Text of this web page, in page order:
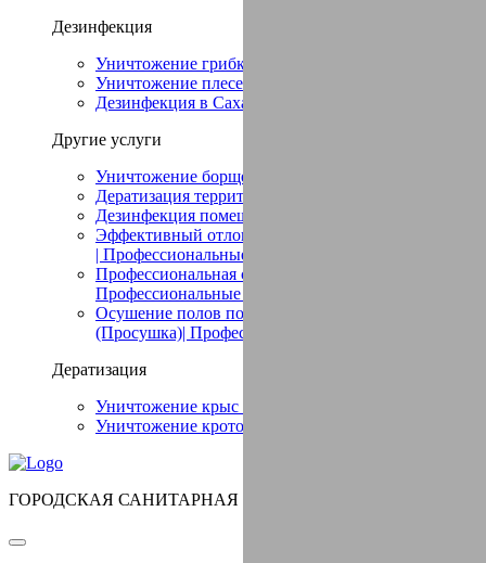
Дезинфекция
Уничтожение грибка в Сахаево
Уничтожение плесени в Сахаево
Дезинфекция в Сахаево
Другие услуги
Уничтожение борщевика в Сахаево
Дератизация территории в Сахаево
Дезинфекция помещений в Сахаево
Эффективный отлов птиц в помещении в Сахаево
| Профессиональные услуги
Профессиональная сушка в Сахаево (Просушка)|
Профессиональные услуги
Осушение полов после потопа в Сахаево
(Просушка)| Профессиональные услуги
Дератизация
Уничтожение крыс в Сахаево
Уничтожение кротов в Сахаево
ГОРОДСКАЯ САНИТАРНАЯ СЛУЖБА